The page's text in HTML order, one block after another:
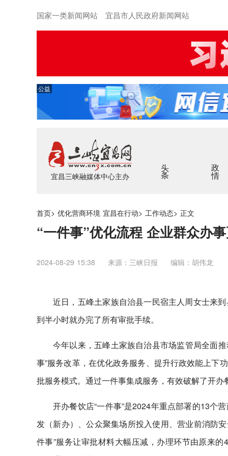
国家一类新闻网站 宜昌市人民政府新闻网站
公益
宜昌三峡融媒体中心主办
头条 政情
首页> 优化营商环境 宜昌在行动> 工作动态> 正文
“一件事”优化流程 企业群众办
2024-08-29 15:38 来源：三峡日报 编辑：胡伟龙
近日，五峰土家族自治县一民宿主人周女士来
到半小时就办完了所有审批手续。
今年以来，五峰土家族自治县市场监管局全面
事”服务改革，在优化政务服务、提升行政效能上下
批服务模式。通过一件事集成服务，有效破解了开办
开办餐饮店“一件事”是2024年重点部署的13个
发（新办）、公众聚集场所投入使用、营业前消防
件事”服务让审批材料大幅压减，办理环节由原来